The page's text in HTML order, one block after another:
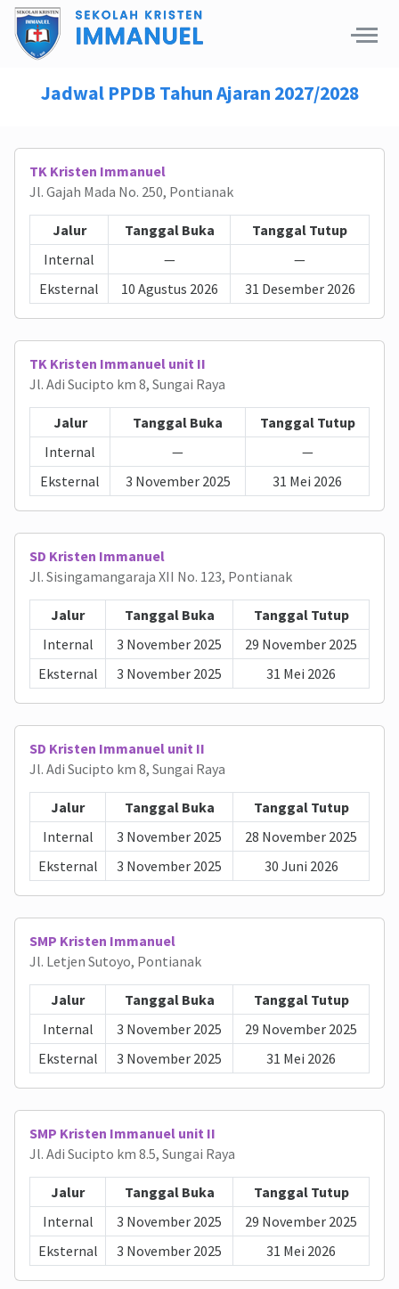
Jadwal PPDB Tahun Ajaran 2027/2028
TK Kristen Immanuel
Jl. Gajah Mada No. 250, Pontianak
Jalur Tanggal Buka
Tanggal Tutup
Internal
—
—
Eksternal
10 Agustus 2026 31 Desember 2026
TK Kristen Immanuel unit II
Jl. Adi Sucipto km 8, Sungai Raya
Jalur Tanggal Buka
Tanggal Tutup
Internal
—
—
Eksternal
3 November 2025 31 Mei 2026
SD Kristen Immanuel
Jl. Sisingamangaraja XII No. 123, Pontianak
Jalur Tanggal Buka
Tanggal Tutup
Internal
3 November 2025
29 November 2025
Eksternal
3 November 2025 31 Mei 2026
SD Kristen Immanuel unit II
Jl. Adi Sucipto km 8, Sungai Raya
Jalur Tanggal Buka
Tanggal Tutup
Internal
3 November 2025
28 November 2025
Eksternal
3 November 2025 30 Juni 2026
SMP Kristen Immanuel
Jl. Letjen Sutoyo, Pontianak
Jalur Tanggal Buka
Tanggal Tutup
Internal
3 November 2025
29 November 2025
Eksternal
3 November 2025 31 Mei 2026
SMP Kristen Immanuel unit II
Jl. Adi Sucipto km 8.5, Sungai Raya
Jalur Tanggal Buka
Tanggal Tutup
Internal
3 November 2025
29 November 2025
Eksternal
3 November 2025 31 Mei 2026